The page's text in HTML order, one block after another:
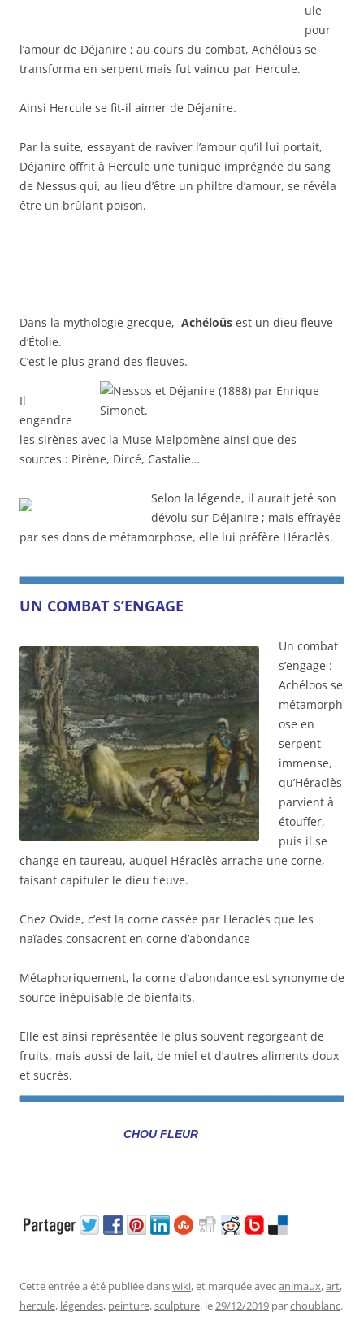
ule
pour
l’amour de Déjanire ; au cours du combat, Achéloüs se
transforma en serpent mais fut vaincu par Hercule.
Ainsi Hercule se fit-il aimer de Déjanire.
Par la suite, essayant de raviver l’amour qu’il lui portait,
Déjanire offrit à Hercule une tunique imprégnée du sang
de Nessus qui, au lieu d’être un philtre d’amour, se révéla
être un brûlant poison.
Dans la mythologie grecque, Achéloüs est un dieu fleuve
d’Étolie.
C’est le plus grand des fleuves.
Il
engendre
les sirènes avec la Muse Melpomène ainsi que des
sources : Pirène, Dircé, Castalie…
Selon la légende, il aurait jeté son
dévolu sur Déjanire ; mais effrayée
par ses dons de métamorphose, elle lui préfère Héraclès.
UN COMBAT S’ENGAGE
Un combat
s’engage :
Achéloos se
métamorph
ose en
serpent
immense,
qu’Héraclès
parvient à
étouffer,
puis il se
change en taureau, auquel Héraclès arrache une corne,
faisant capituler le dieu fleuve.
Chez Ovide, c’est la corne cassée par Heraclès que les
naïades consacrent en corne d’abondance
Métaphoriquement, la corne d’abondance est synonyme de
source inépuisable de bienfaits.
Elle est ainsi représentée le plus souvent regorgeant de
fruits, mais aussi de lait, de miel et d’autres aliments doux
et sucrés.
CHOU FLEUR
Cette entrée a été publiée danswiki, et marquée avecanimaux,art,
hercule, légendes, peinture,sculpture, le29/12/2019 parchoublanc.